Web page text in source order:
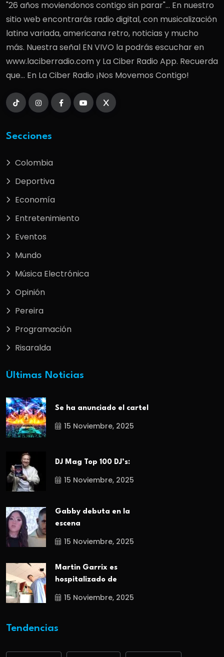
"26 años moviendonos contigo sin parar"... En nuestro
sitio web encontrarás radio digital, con musicalización
latina variada, americana retro, noticias y mucho
más. Nuestra señal EN VIVO la podrás escuchar en
www.laciberradio.com y La Ciber Radio App. Recuerda
que... En La Ciber Radio ¡Nos Movemos Contigo!
Secciones
Colombia
Deportiva
Economía
Entretenimiento
Eventos
Mundo
Música Electrónica
Opinión
Pereira
Programación
Risaralda
Últimas Noticias
Se ha anunciado el cartel
15 Noviembre, 2025
DJ Mag Top 100 DJ’s:
15 Noviembre, 2025
Gabby debuta en la
escena
15 Noviembre, 2025
Martin Garrix es
hospitalizado de
15 Noviembre, 2025
Tendencias